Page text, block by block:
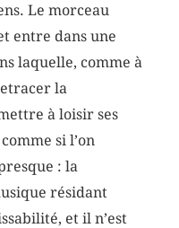
Le morceau
entre dans une
laquelle, comme à
la
à loisir ses
si l’on
: la
résidant
et il n’est